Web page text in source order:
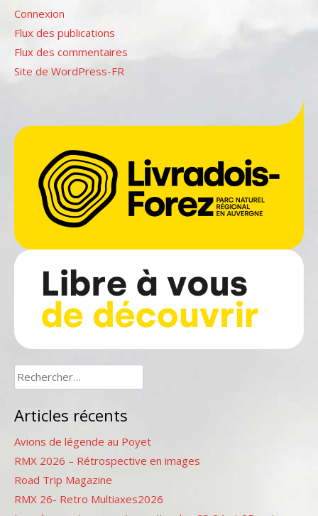
Connexion
Flux des publications
Flux des commentaires
Site de WordPress-FR
Rechercher :
Articles récents
Avions de légende au Poyet
RMX 2026 – Rétrospective en images
Road Trip Magazine
RMX 26- Retro Multiaxes2026